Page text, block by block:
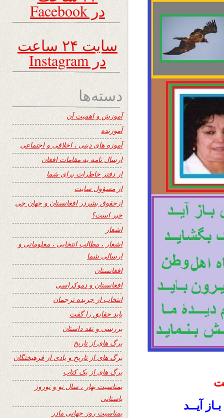
آیــد
در Facebook
سایت ۲۴ ساعت
در Instagram
دسته‌ها
آموزش و اهمیت آن
آموزنده
آموزه های دینی ، اخلاقی و اجتماعی
ارسال نامه به مقامات افغان
از دفتر خاطرات برای شما
از مسؤول سایت
ازحقوق بشردر افغانستان و جهان چی
خبر است؟
اشعار
اشعار ، مطالب انتخابی ، معلوماتی و
ارسالی شما
افغانستان
افغانستان و دموکراسی
انتخاب از جریده ترجمان
باید حقایق را گفت
بررسی و نقد داستان
برگ های از تاریخ
برگ های از تاریخ و یادی از فرهیختگان
برگ های از یک کتاب
بمناسبت بهار ، سال نو و نوروز
باستانی
بمناسبت روز جهانی مادر